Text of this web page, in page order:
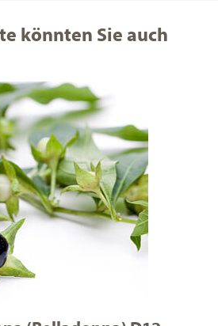
könnten Sie auch